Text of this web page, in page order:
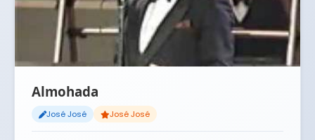
Almohada
José José José José